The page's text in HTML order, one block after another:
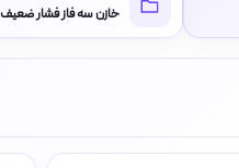
خازن سه فاز فشار ضعیف